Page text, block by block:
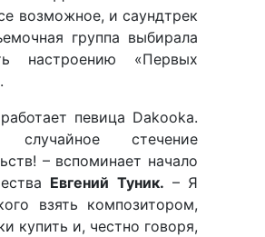
возможное, и саундтрек
группа выбирала
настроению «Первых
певица Dakooka.
стечение
– вспоминает начало
Евгений Туник. – Я
взять композитором,
купить и, честно говоря,